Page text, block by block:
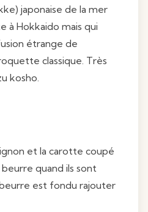
japonaise de la mer
à Hokkaido mais qui
étrange de
classique. Très
kosho.
et la carotte coupé
quand ils sont
est fondu rajouter